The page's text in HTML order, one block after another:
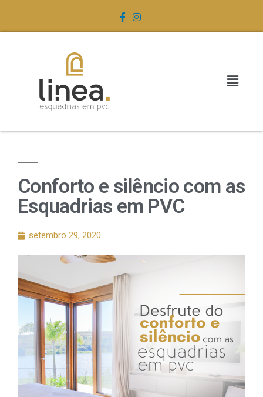
Conforto e silêncio com as
Esquadrias em PVC
setembro 29, 2020